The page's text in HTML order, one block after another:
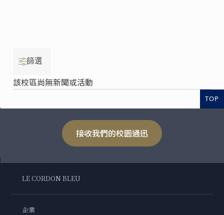
篩選
該校區尚無新聞或活動
TOP
接收我們的校園通迅
LE CORDON BLEU
企業